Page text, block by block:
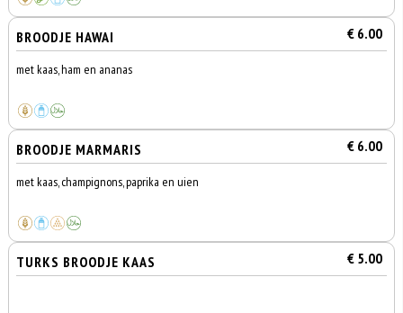
BROODJE HAWAI € 6.00
met kaas, ham en ananas
BROODJE MARMARIS € 6.00
met kaas, champignons, paprika en uien
TURKS BROODJE KAAS € 5.00